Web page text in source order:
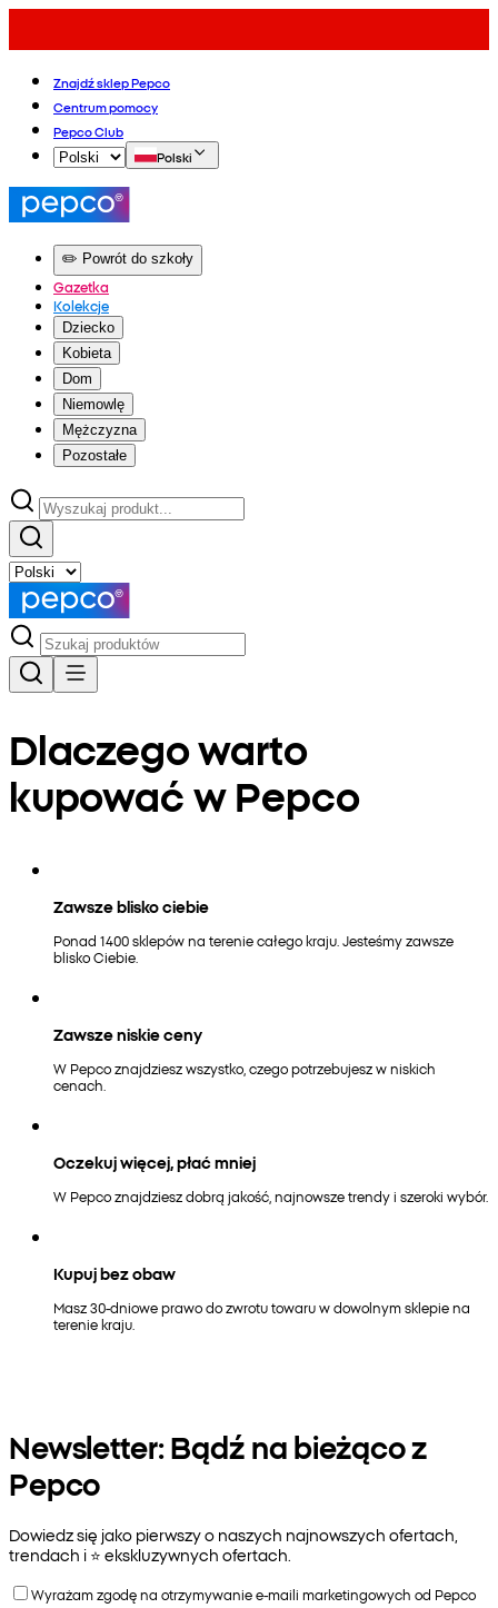
Znajdź sklep Pepco
Centrum pomocy
Pepco Club
Polski
✏️ Powrót do szkoły
Gazetka
Kolekcje
Dziecko
Kobieta
Dom
Niemowlę
Mężczyzna
Pozostałe
Dlaczego warto
kupować w Pepco
Zawsze blisko ciebie
Ponad 1400 sklepów na terenie całego kraju. Jesteśmy zawsze
blisko Ciebie.
Zawsze niskie ceny
W Pepco znajdziesz wszystko, czego potrzebujesz w niskich
cenach.
Oczekuj więcej, płać mniej
W Pepco znajdziesz dobrą jakość, najnowsze trendy i szeroki wybór.
Kupuj bez obaw
Masz 30-dniowe prawo do zwrotu towaru w dowolnym sklepie na
terenie kraju.
Newsletter: Bądź na bieżąco z
Pepco
Dowiedz się jako pierwszy o naszych najnowszych ofertach,
trendach i ⭐️ ekskluzywnych ofertach.
Wyrażam zgodę na otrzymywanie e-maili marketingowych od Pepco